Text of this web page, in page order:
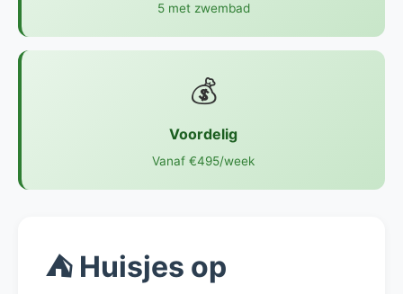
5 met zwembad
💰
Voordelig
Vanaf €495/week
⛺ Huisjes op